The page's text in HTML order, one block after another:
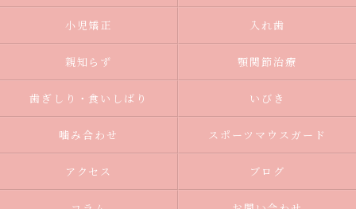
小児矯正 入れ歯
親知らず 顎関節治療
歯ぎしり・食いしばり いびき
噛み合わせ スポーツマウスガード
アクセス ブログ